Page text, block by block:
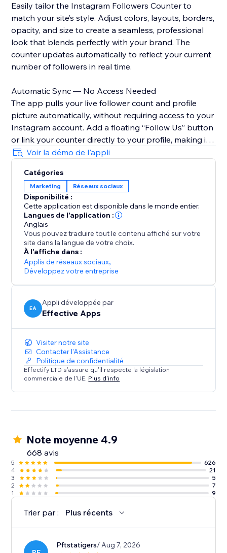
Easily tailor the Instagram Followers Counter to
match your site’s style. Adjust colors, layouts, borders,
opacity, and size to create a seamless, professional
look that blends perfectly with your brand. The
counter updates automatically to reflect your current
number of followers in real time.
Automatic Sync — No Access Needed
The app pulls your live follower count and profile
picture automatically, without requiring access to your
Instagram account. Add a floating “Follow Us” button
or link your counter directly to your profile, making it
simple for visitors to follow you instantly and grow
your engaged audience.
With Instagram Followers Counter, you’ll transform
traffic into followers, increase engagement, and
showcase the social proof your brand truly deserves.
Voir la démo de l'appli
Catégories
Marketing Réseaux sociaux
Disponibilité :
Cette application est disponible dans le monde entier.
Langues de l'application :
Anglais
Vous pouvez traduire tout le contenu affiché sur votre
site dans la langue de votre choix.
À l'affiche dans :
Applis de réseaux sociaux,
Développez votre entreprise
EA
Appli développée par
Effective Apps
Visiter notre site
Contacter l'Assistance
Politique de confidentialité
Effectify LTD s'assure qu'il respecte la législation
commerciale de l'UE. Plus d'info
Note moyenne 4.9
668 avis
5
626
4
21
3
5
2
7
1
9
Trier par : Plus récents
Pftstatigers/ Aug 7, 2026